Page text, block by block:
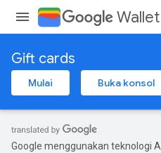
Wallet
Gift cards
Mulai Buka konsol
Google menggunakan teknologi